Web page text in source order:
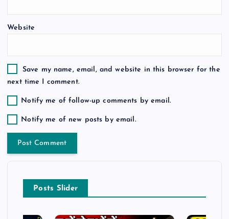
Website
Save my name, email, and website in this browser for the
next time I comment.
Notify me of follow-up comments by email.
Notify me of new posts by email.
Posts Slider